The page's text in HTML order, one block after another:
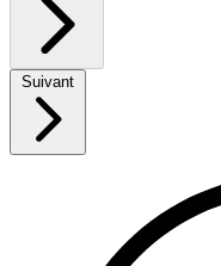
Suivant